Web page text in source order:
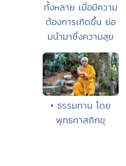
ทั้งหลาย เมื่อมีความ
ต้องการเกิดขึ้น ย่อ
มนํามาซึ่งความสุข
• ธรรมทาน โดย
พุทธทาสภิกขุ